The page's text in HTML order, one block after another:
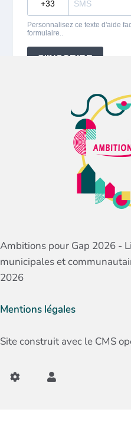
Ambitions pour Gap 2026 -
municipales et
2026
Mentions légales
Site construit avec le CMS